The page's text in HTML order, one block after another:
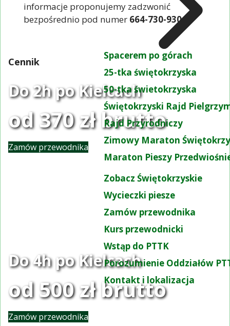
Spacerem po górach
25-tka świętokrzyska
50-tka świetokrzyska
Świętokrzyski Rajd
Rajd Przyrodniczy
Zimowy Maraton
Maraton Pieszy
Zobacz Świętokrzyskie
Wycieczki piesze
Zamów przewodnika
Kurs przewodnicki
Wstąp do PTTK
Porozumienie Oddziałów
Kontakt i lokalizacja
informacje proponujemy zadzwonić
bezpośrednio pod numer 664-730-930
Cennik
Do 2h po Kielcach
od 370 zł brutto
Zamów przewodnika
Do 4h po Kielcach
od 500 zł brutto
Zamów przewodnika